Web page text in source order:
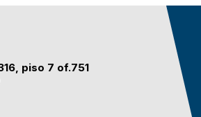
piso 7 of.751